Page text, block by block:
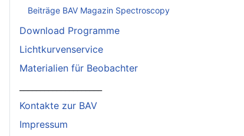
Beiträge BAV Magazin Spectroscopy
Download Programme
Lichtkurvenservice
Materialien für Beobachter
Kontakte zur BAV
Impressum